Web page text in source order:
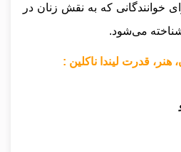
خوانندگانی که به نقش زنان در
شناخته می‌شود.
قدرت لیندا ناکلین :